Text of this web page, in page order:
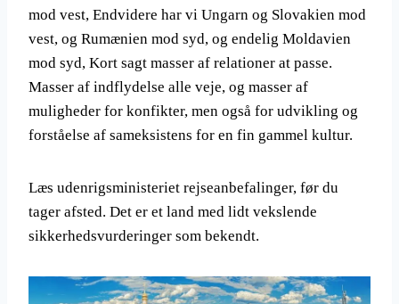
mod vest, Endvidere har vi Ungarn og Slovakien mod
vest, og Rumænien mod syd, og endelig Moldavien
mod syd, Kort sagt masser af relationer at passe.
Masser af indflydelse alle veje, og masser af
muligheder for konfikter, men også for udvikling og
forståelse af sameksistens for en fin gammel kultur.
Læs udenrigsministeriet rejseanbefalinger, før du
tager afsted. Det er et land med lidt vekslende
sikkerhedsvurderinger som bekendt.